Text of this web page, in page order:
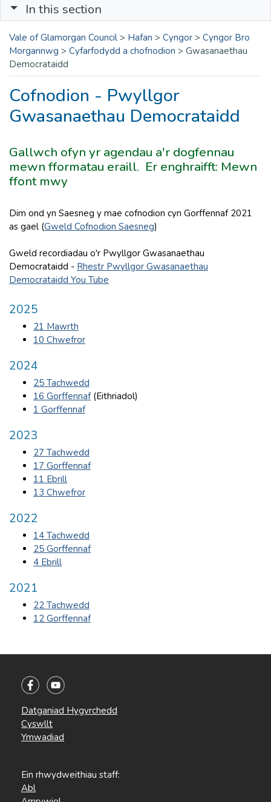
In this section
Vale of Glamorgan Council > Hafan > Cyngor > Cyngor Bro
Morgannwg > Cyfarfodydd a chofnodion > Gwasanaethau
Democrataidd
Cofnodion - Pwyllgor
Gwasanaethau Democrataidd
Gallwch ofyn yr agendau a'r dogfennau
mewn fformatau eraill. Er enghraifft: Mewn
ffont mwy
Dim ond yn Saesneg y mae cofnodion cyn Gorffennaf 2021
as gael (Gweld Cofnodion Saesneg)
Gweld recordiadau o'r Pwyllgor Gwasanaethau
Democrataidd - Rhestr Pwyllgor Gwasanaethau
Democrataidd You Tube
2025
21 Mawrth
10 Chwefror
2024
25 Tachwedd
16 Gorffennaf(Eithriadol)
1 Gorffennaf
2023
27 Tachwedd
17 Gorffennaf
11 Ebrill
13 Chwefror
2022
14 Tachwedd
25 Gorffennaf
4 Ebrill
2021
22 Tachwedd
12 Gorffennaf
Datganiad Hygyrchedd
Cyswllt
Ymwadiad
Ein rhwydweithiau staff:
Abl